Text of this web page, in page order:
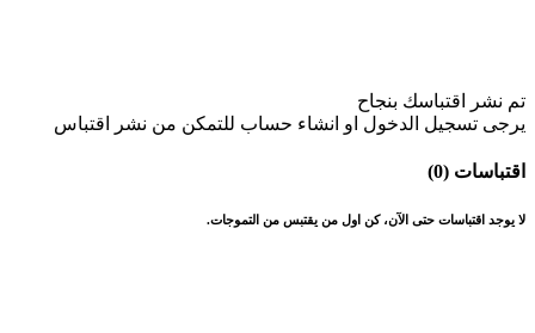
تم نشر اقتباسك بنجاح
يرجى تسجيل الدخول او انشاء حساب للتمكن من نشر اقتباس
اقتباسات (0)
لا يوجد اقتباسات حتى الآن، كن اول من يقتبس من التموجات.